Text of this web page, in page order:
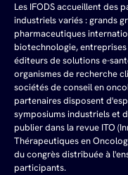
Les IFODS accueillent des
industriels variés : grands
pharmaceutiques
biotechnologie,
éditeurs de solutions e-
organismes de recherche
sociétés de conseil en
partenaires disposent
symposiums industriels et
publier dans la revue ITO
Thérapeutiques en
du congrès distribuée à
participants.